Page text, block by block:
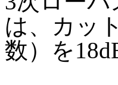
は、カッ
数）を